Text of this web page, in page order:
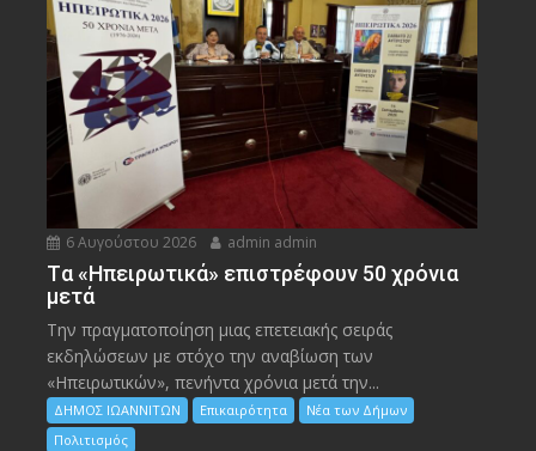
6 Αυγούστου 2026 admin admin
Tα «Ηπειρωτικά» επιστρέφουν 50 χρόνια
μετά
Την πραγματοποίηση μιας επετειακής σειράς
εκδηλώσεων με στόχο την αναβίωση των
«Ηπειρωτικών», πενήντα χρόνια μετά την...
ΔΗΜΟΣ ΙΩΑΝΝΙΤΩΝ Επικαιρότητα
Νέα των Δήμων
Πολιτισμός